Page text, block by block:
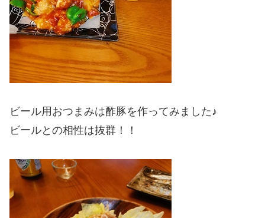
ビール用おつまみは酢豚を作ってみました♪
ビールとの相性は抜群！！